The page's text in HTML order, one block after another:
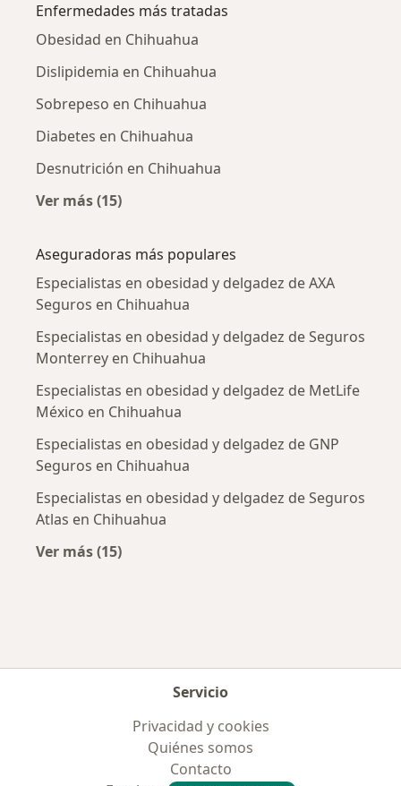
Enfermedades más tratadas
Obesidad en Chihuahua
Dislipidemia en Chihuahua
Sobrepeso en Chihuahua
Diabetes en Chihuahua
Desnutrición en Chihuahua
Ver más (15)
Aseguradoras más populares
Especialistas en obesidad y delgadez de AXA
Seguros en Chihuahua
Especialistas en obesidad y delgadez de Seguros
Monterrey en Chihuahua
Especialistas en obesidad y delgadez de MetLife
México en Chihuahua
Especialistas en obesidad y delgadez de GNP
Seguros en Chihuahua
Especialistas en obesidad y delgadez de Seguros
Atlas en Chihuahua
Ver más (15)
Servicio
Privacidad y cookies
Quiénes somos
Contacto